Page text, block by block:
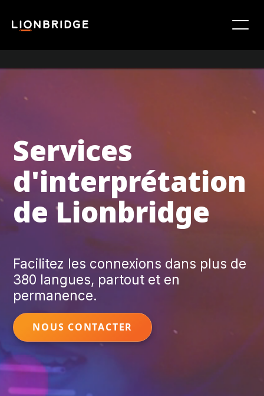
Services
d'interprétation
de Lionbridge
Facilitez les connexions dans plus de
380 langues, partout et en
permanence.
NOUS CONTACTER